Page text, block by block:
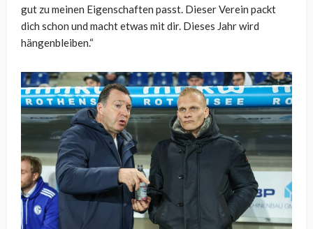
gut zu meinen Eigenschaften passt. Dieser Verein packt
dich schon und macht etwas mit dir. Dieses Jahr wird
hängenbleiben.“